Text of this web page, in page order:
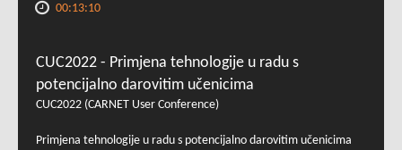
00:13:10
CUC2022 - Primjena tehnologije u radu s
potencijalno darovitim učenicima
CUC2022 (CARNET User Conference)
Primjena tehnologije u radu s potencijalno darovitim učenicima